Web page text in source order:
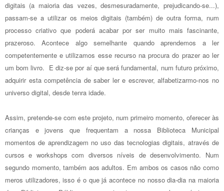
digitais (a maioria das vezes, desmesuradamente, prejudicando-se...),
passam-se a utilizar os meios digitais (também) de outra forma, num
processo criativo que poderá acabar por ser muito mais fascinante,
prazeroso. Acontece algo semelhante quando aprendemos a ler
competentemente e utilizamos esse recurso na procura do prazer ao ler
um bom livro. E diz-se por aí que será fundamental, num futuro próximo,
adquirir esta competência de saber ler e escrever, alfabetizarmo-nos no
universo digital, desde tenra idade.
Assim, pretende-se com este projeto, num primeiro momento, oferecer às
crianças e jovens que frequentam a nossa Biblioteca Municipal
momentos de aprendizagem no uso das tecnologias digitais, através de
cursos e workshops com diversos níveis de desenvolvimento. Num
segundo momento, também aos adultos. Em ambos os casos não como
meros utilizadores, isso é o que já acontece no nosso dia-dia na maioria